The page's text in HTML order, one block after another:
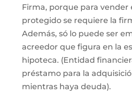
Firma, porque para vender
protegido se requiere la
Además, só lo puede ser
acreedor que figura en la
hipoteca. (Entidad
préstamo para la
mientras haya deuda).